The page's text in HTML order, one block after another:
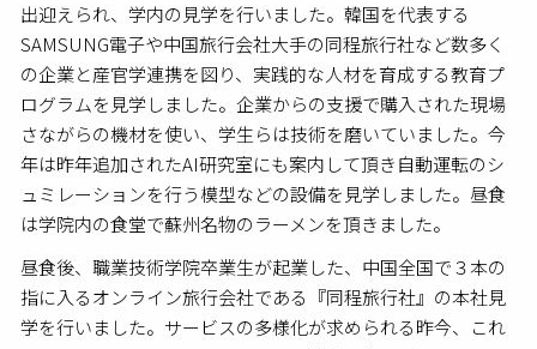
出迎えられ、学内の見学を行いました。韓国を代表する
SAMSUNG電子や中国旅行会社大手の同程旅行社など数多く
の企業と産官学連携を図り、実践的な人材を育成する教育プ
ログラムを見学しました。企業からの支援で購入された現場
さながらの機材を使い、学生らは技術を磨いていました。今
年は昨年追加されたAI研究室にも案内して頂き自動運転のシ
ュミレーションを行う模型などの設備を見学しました。昼食
は学院内の食堂で蘇州名物のラーメンを頂きました。
昼食後、職業技術学院卒業生が起業した、中国全国で３本の
指に入るオンライン旅行会社である『同程旅行社』の本社見
学を行いました。サービスの多様化が求められる昨今、これ